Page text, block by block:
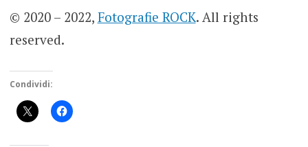
© 2020 – 2022, Fotografie ROCK. All rights
reserved.
Condividi: